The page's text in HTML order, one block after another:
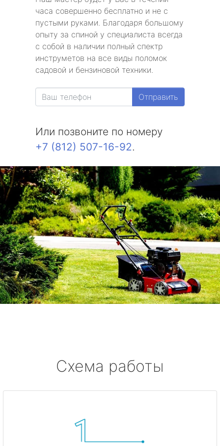
часа совершенно бесплатно и не с
пустыми руками. Благодаря большому
опыту за спиной у специалиста всегда
с собой в наличии полный спектр
инструметов на все виды поломок
садовой и бензиновой техники.
Отправить
Или позвоните по номеру
+7 (812) 507-16-92.
Схема работы